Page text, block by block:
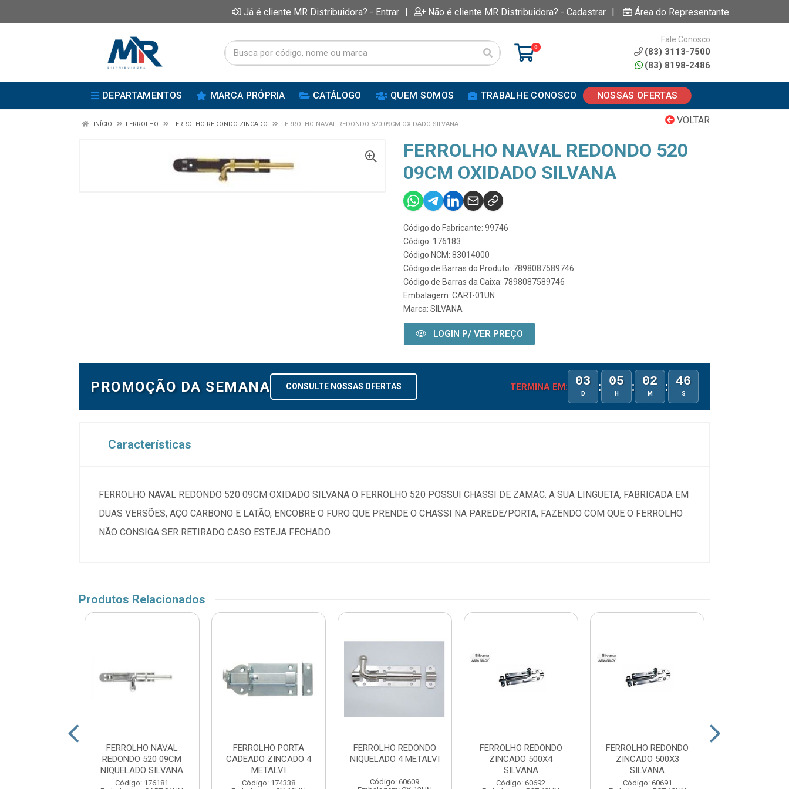
Já é cliente MR Distribuidora? - Entrar | Não é cliente MR Distribuidora? - Cadastrar | Área do Representante
0
Fale Conosco
(83) 3113-7500
(83) 8198-2486
DEPARTAMENTOS MARCA PRÓPRIA CATÁLOGO QUEM SOMOS TRABALHE CONOSCO NOSSAS OFERTAS
VOLTAR
INÍCIO FERROLHO FERROLHO REDONDO ZINCADO FERROLHO NAVAL REDONDO 520 09CM OXIDADO SILVANA
FERROLHO NAVAL REDONDO 520
09CM OXIDADO SILVANA
Código do Fabricante: 99746
Código: 176183
Código NCM: 83014000
Código de Barras do Produto: 7898087589746
Código de Barras da Caixa: 7898087589746
Embalagem: CART-01UN
Marca: SILVANA
LOGIN P/ VER PREÇO
PROMOÇÃO DA SEMANA CONSULTE NOSSAS OFERTAS TERMINA EM: 03
D : 05
H : 02
M : 46
S
Características
FERROLHO NAVAL REDONDO 520 09CM OXIDADO SILVANA O FERROLHO 520 POSSUI CHASSI DE ZAMAC. A SUA LINGUETA, FABRICADA EM
DUAS VERSÕES, AÇO CARBONO E LATÃO, ENCOBRE O FURO QUE PRENDE O CHASSI NA PAREDE/PORTA, FAZENDO COM QUE O FERROLHO
NÃO CONSIGA SER RETIRADO CASO ESTEJA FECHADO.
Produtos Relacionados
FERROLHO NAVAL
REDONDO 520 09CM
NIQUELADO SILVANA
Código: 176181
FERROLHO PORTA
CADEADO ZINCADO 4
METALVI
Código: 174338
FERROLHO REDONDO
NIQUELADO 4 METALVI
Código: 60609
FERROLHO REDONDO
ZINCADO 500X4
SILVANA
Código: 60692
FERROLHO REDONDO
ZINCADO 500X3
SILVANA
Código: 60691